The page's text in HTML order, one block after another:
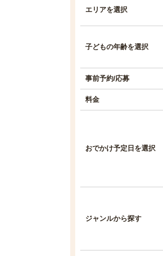
エリアを選択
子どもの年齢を選択
事前予約/応募
料金
おでかけ予定日を選択
ジャンルから探す